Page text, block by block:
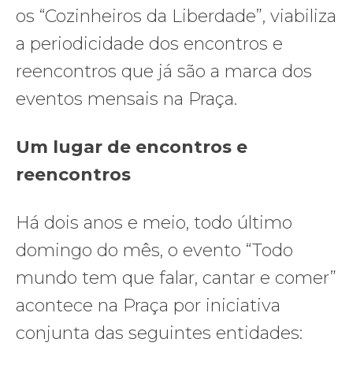
os “Cozinheiros da Liberdade”, viabiliza
a periodicidade dos encontros e
reencontros que já são a marca dos
eventos mensais na Praça.
Um lugar de encontros e
reencontros
Há dois anos e meio, todo último
domingo do mês, o evento “Todo
mundo tem que falar, cantar e comer”
acontece na Praça por iniciativa
conjunta das seguintes entidades: